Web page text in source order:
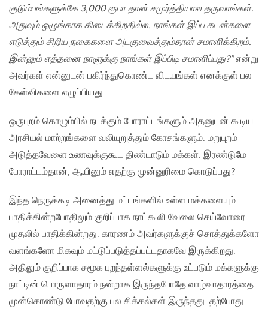
குடும்பங்களுக்கே 3,000 ரூபா தான் சமுர்த்தியால தருவாங்கள்.
அதுவும் ஒழுங்காக கிடைக்கிறதில்ல. நாங்கள் இப்ப கடன்களை
எடுத்தும் சிறிய நகைகளை அடகுவைத்தும்தான் சமாளிக்கிறம்.
இன்னும் எத்தனை நாளுக்கு நாங்கள் இப்பிடி சமாளிப்பது?”என்று
அவர்கள் என்னுடன் பகிர்ந்துகொண்ட விடயங்கள் எனக்குள் பல
கேள்விகளை எழுப்பியது.
ஒருபுறம் கொழும்பில் நடக்கும் போராட்டங்களும் அதனுடன் கூடிய
அரசியல் மாற்றங்களை வலியுறுத்தும் கோசங்களும். மறுபுறம்
அடுத்தவேளை உணவுக்குகூட திண்டாடும் மக்கள். இரண்டுமே
போராட்டம்தான், ஆயினும் எதற்கு முன்னுரிமை கொடுப்பது?
இந்த நெருக்கடி அனைத்து மட்டங்களில் உள்ள மக்களையும்
பாதிக்கின்றபோதிலும் குறிப்பாக நாட்கூலி வேலை செய்வோரை
முதலில் பாதிக்கின்றது. காரணம் அவர்களுக்குச் சொத்துக்களோ
வளங்களோ மிகவும் மட்டுப்படுத்தப்பட்டதாகவே இருக்கிறது.
அதிலும் குறிப்பாக சமூக புறந்தள்ளல்களுக்கு உட்படும் மக்களுக்கு
நாட்டின் பொருளாதாரம் நன்றாக இருந்தபோதே வாழ்வாதாரத்தை
முன்கொண்டு போவதற்கு பல சிக்கல்கள் இருந்தது. தற்போது